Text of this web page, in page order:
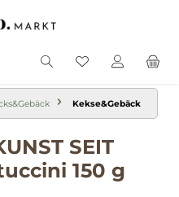
Kekse&Gebäck
SEIT
150 g